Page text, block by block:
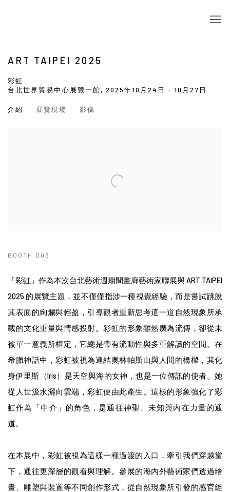
ART TAIPEI 2025
彩虹
台北世界貿易中心展覽一館,2025年10月24日 - 10月27日
介紹 展覽現場 影像
BOOTH D03
「彩虹」作為本次台北藝術週期間畫廊藝術家聯展與 ART TAIPEI
2025 的展覽主題，並不僅僅指涉一種視覺經驗，而是嘗試跳脫
其表面的絢爛與輕盈，引導觀者重新思考這一道自然現象所承
載的文化重量與情感投射。彩虹的形象雖然廣為流傳，卻從未
被單一意義所框定，它總是帶有流動性與多重解讀的空間。在
希臘神話中，彩虹被視為連結奧林帕斯山與人間的橋樑，其化
身伊里斯（Iris）是天空與海的女神，也是一位傳訊的使者。她
從人世汲水灑向雲端，彩虹便由此產生。這樣的形象強化了彩
虹作為「中介」的角色，是通往神聖、未知與內在力量的通
道。
在本展中，彩虹被視為這樣一種過渡的入口，牽引我們穿越當
下，通往更深層的觀看與理解。參展的海內外藝術家們透過繪
畫、雕塑與裝置等不同創作形式，從自然現象所引發的感官經